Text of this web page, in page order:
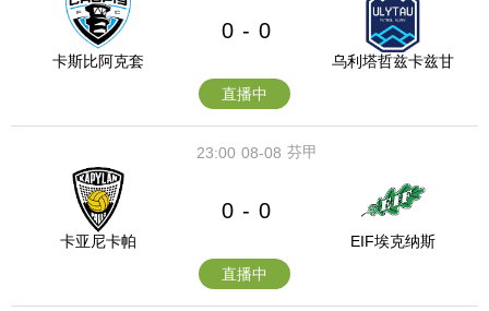
卡斯比阿克套
0 - 0
乌利塔哲兹卡兹甘
直播中
08-08
23:00 芬甲
卡亚尼卡帕
0 - 0
EIF埃克纳斯
直播中